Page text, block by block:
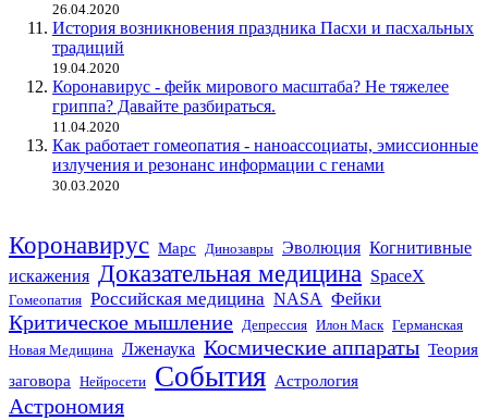
26.04.2020
История возникновения праздника Пасхи и пасхальных
традиций
19.04.2020
Коронавирус - фейк мирового масштаба? Не тяжелее
гриппа? Давайте разбираться.
11.04.2020
Как работает гомеопатия - наноассоциаты, эмиссионные
излучения и резонанс информации с генами
30.03.2020
Коронавирус Марс Динозавры Эволюция Когнитивные
искажения Доказательная медицина SpaceX
Гомеопатия Российская медицина NASA Фейки
Критическое мышление Депрессия Илон Маск Германская
Новая Медицина Лженаука Космические аппараты Теория
заговора Нейросети События Астрология
Астрономия